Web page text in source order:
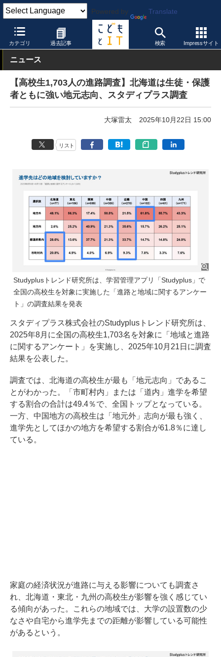
Powered by Translate
カテゴリ 過去記事 検索 Impressサイト
こどもとIT 教育情報・データ
ニュース
【高校生1,703人の進路調査】北海道は生徒・保護
者ともに強い地元志向、スタディプラス調査
大塚雷太 2025年10月22日 15:00
リスト
Studyplusトレンド研究所は、学習管理アプリ「Studyplus」で
全国の高校生を対象に実施した「進路と地域に関するアンケー
ト」の調査結果を発表
スタディプラス株式会社のStudyplusトレンド研究所は、
2025年8月に全国の高校生1,703名を対象に「地域と進路
に関するアンケート」を実施し、2025年10月21日に調査
結果を公表した。
調査では、北海道の高校生が最も「地元志向」であるこ
とがわかった。「市町村内」または「道内」進学を希望
する割合の合計は49.4％で、全国トップとなっている。
一方、中国地方の高校生は「地元外」志向が最も強く、
進学先としてほかの地方を希望する割合が61.8％に達し
ている。
家庭の経済状況が進路に与える影響についても調査さ
れ、北海道・東北・九州の高校生が影響を強く感じてい
る傾向があった。これらの地域では、大学の設置数の少
なさや自宅から進学先までの距離が影響している可能性
があるという。